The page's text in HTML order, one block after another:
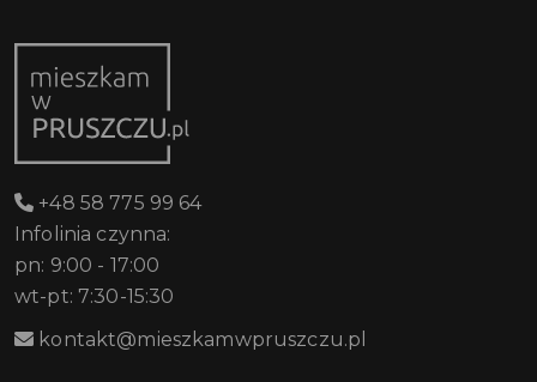
+48 58 775 99 64
Infolinia czynna:
pn: 9:00 - 17:00
wt-pt: 7:30-15:30
kontakt@mieszkamwpruszczu.pl